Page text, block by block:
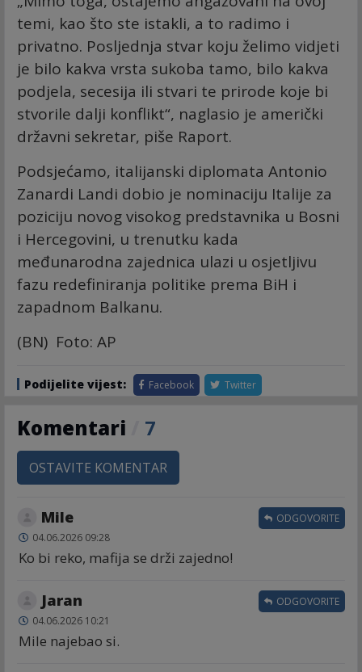
temi, kao što ste istakli, a to radimo i
privatno. Posljednja stvar koju želimo vidjeti
je bilo kakva vrsta sukoba tamo, bilo kakva
podjela, secesija ili stvari te prirode koje bi
stvorile dalji konflikt“, naglasio je američki
državni sekretar, piše Raport.
Podsjećamo, italijanski diplomata Antonio
Zanardi Landi dobio je nominaciju Italije za
poziciju novog visokog predstavnika u Bosni
i Hercegovini, u trenutku kada
međunarodna zajednica ulazi u osjetljivu
fazu redefiniranja politike prema BiH i
zapadnom Balkanu.
(BN) Foto: AP
Podijelite vijest: Facebook Twitter
Komentari 7
OSTAVITE KOMENTAR
Mile
04.06.2026 09:28
Ko bi reko, mafija se drži zajedno!
ODGOVORITE
Jaran
04.06.2026 10:21
Mile najebao si.
ODGOVORITE